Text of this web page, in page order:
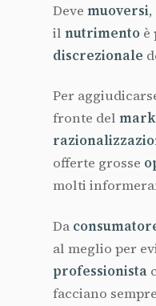
Deve muoversi,
il nutrimentoè
discrezionale
Per
fronte del
offerte grosse
molti
Da
al meglio per
professionista
facciano sempre